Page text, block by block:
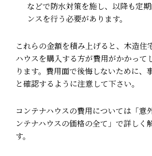
などで防水対策を施し、以降も定
ンスを行う必要があります。
これらの金額を積み上げると、木造住
ハウスを購入する方が費用がかかって
ります。費用面で後悔しないために、
と確認するように注意して下さい。
コンテナハウスの費用については「意
ンテナハウスの価格の全て 」で詳しく
す。